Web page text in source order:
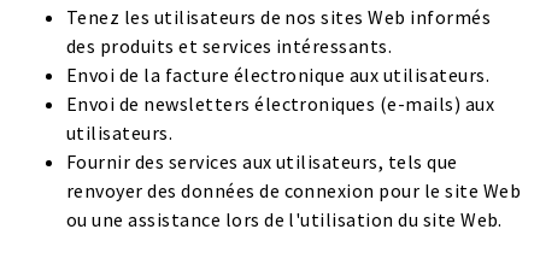
Tenez les utilisateurs de nos sites Web informés
des produits et services intéressants.
Envoi de la facture électronique aux utilisateurs.
Envoi de newsletters électroniques (e-mails) aux
utilisateurs.
Fournir des services aux utilisateurs, tels que
renvoyer des données de connexion pour le site Web
ou une assistance lors de l'utilisation du site Web.